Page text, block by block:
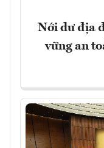
Nới dư địa
vững an